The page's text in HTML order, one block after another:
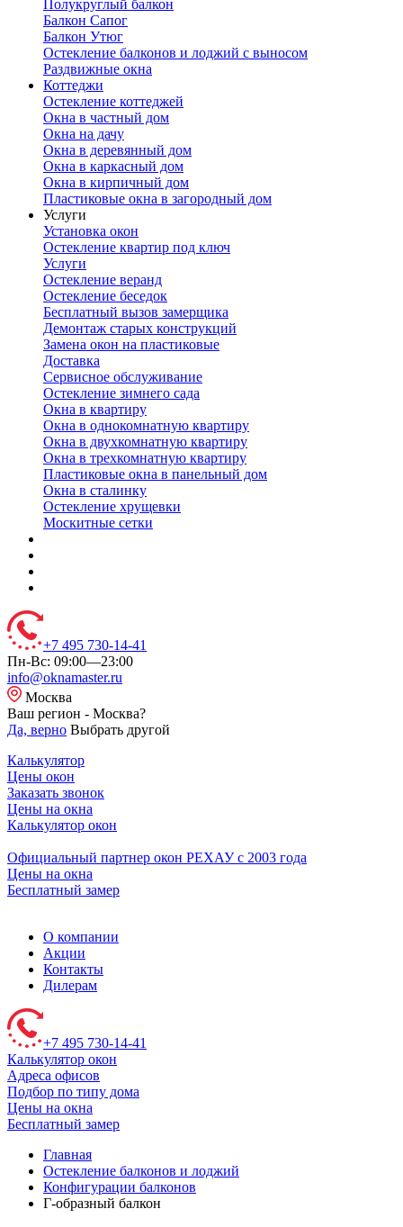
Полукруглый балкон
Балкон Сапог
Балкон Утюг
Остекление балконов и лоджий с выносом
Раздвижные окна
Коттеджи
Остекление коттеджей
Окна в частный дом
Окна на дачу
Окна в деревянный дом
Окна в каркасный дом
Окна в кирпичный дом
Пластиковые окна в загородный дом
Услуги
Установка окон
Остекление квартир под ключ
Услуги
Остекление веранд
Остекление беседок
Бесплатный вызов замерщика
Демонтаж старых конструкций
Замена окон на пластиковые
Доставка
Сервисное обслуживание
Остекление зимнего сада
Окна в квартиру
Окна в однокомнатную квартиру
Окна в двухкомнатную квартиру
Окна в трехкомнатную квартиру
Пластиковые окна в панельный дом
Окна в сталинку
Остекление хрущевки
Москитные сетки
+7 495 730-14-41
Пн-Вс: 09:00—23:00
info@oknamaster.ru
Москва
Ваш регион - Москва?
Да, верно Выбрать другой
Калькулятор
Цены окон
Заказать звонок
Цены на окна
Калькулятор окон
Официальный партнер окон РЕХАУ с 2003 года
Цены на окна
Бесплатный замер
О компании
Акции
Контакты
Дилерам
+7 495 730-14-41
Калькулятор окон
Адреса офисов
Подбор по типу дома
Цены на окна
Бесплатный замер
Главная
Остекление балконов и лоджий
Конфигурации балконов
Г-образный балкон